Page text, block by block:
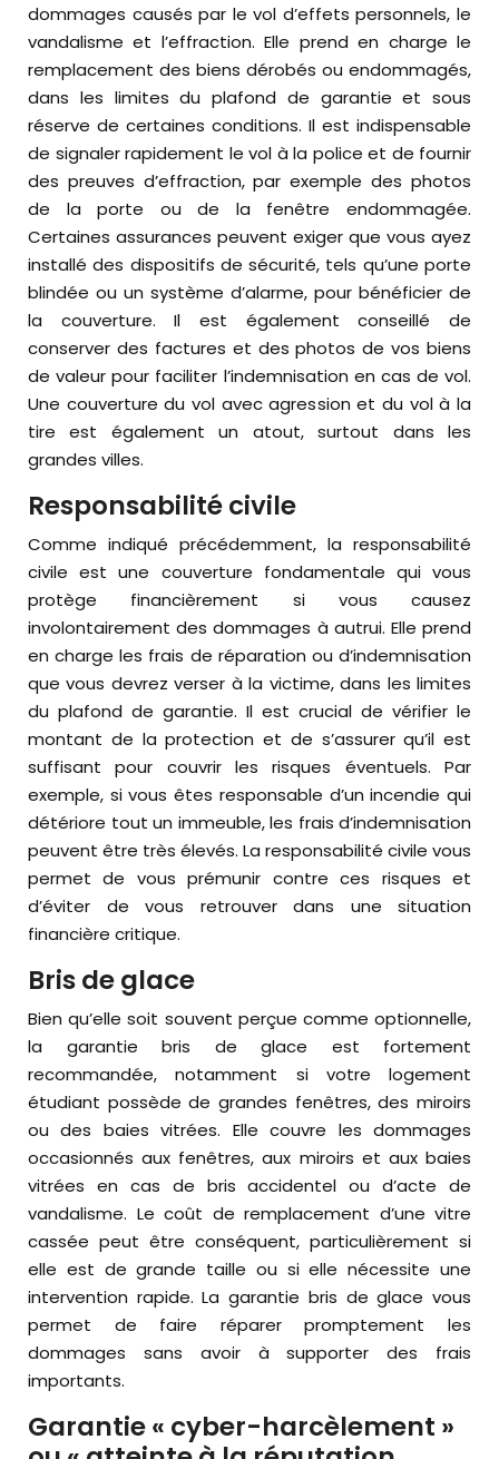
dommages causés par le vol d’effets personnels, le
vandalisme et l’effraction. Elle prend en charge le
remplacement des biens dérobés ou endommagés,
dans les limites du plafond de garantie et sous
réserve de certaines conditions. Il est indispensable
de signaler rapidement le vol à la police et de fournir
des preuves d’effraction, par exemple des photos
de la porte ou de la fenêtre endommagée.
Certaines assurances peuvent exiger que vous ayez
installé des dispositifs de sécurité, tels qu’une porte
blindée ou un système d’alarme, pour bénéficier de
la couverture. Il est également conseillé de
conserver des factures et des photos de vos biens
de valeur pour faciliter l’indemnisation en cas de vol.
Une couverture du vol avec agression et du vol à la
tire est également un atout, surtout dans les
grandes villes.
Responsabilité civile
Comme indiqué précédemment, la responsabilité
civile est une couverture fondamentale qui vous
protège financièrement si vous causez
involontairement des dommages à autrui. Elle prend
en charge les frais de réparation ou d’indemnisation
que vous devrez verser à la victime, dans les limites
du plafond de garantie. Il est crucial de vérifier le
montant de la protection et de s’assurer qu’il est
suffisant pour couvrir les risques éventuels. Par
exemple, si vous êtes responsable d’un incendie qui
détériore tout un immeuble, les frais d’indemnisation
peuvent être très élevés. La responsabilité civile vous
permet de vous prémunir contre ces risques et
d’éviter de vous retrouver dans une situation
financière critique.
Bris de glace
Bien qu’elle soit souvent perçue comme optionnelle,
la garantie bris de glace est fortement
recommandée, notamment si votre logement
étudiant possède de grandes fenêtres, des miroirs
ou des baies vitrées. Elle couvre les dommages
occasionnés aux fenêtres, aux miroirs et aux baies
vitrées en cas de bris accidentel ou d’acte de
vandalisme. Le coût de remplacement d’une vitre
cassée peut être conséquent, particulièrement si
elle est de grande taille ou si elle nécessite une
intervention rapide. La garantie bris de glace vous
permet de faire réparer promptement les
dommages sans avoir à supporter des frais
importants.
Garantie « cyber-harcèlement »